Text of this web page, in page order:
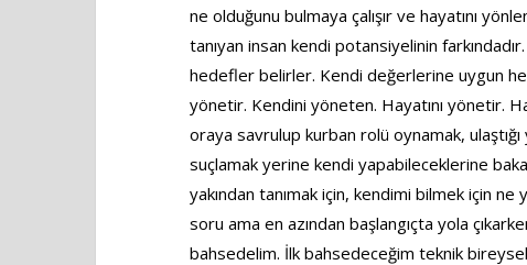
ne olduğunu bulmaya çalışır ve hayatını
tanıyan insan kendi potansiyelinin
hedefler belirler. Kendi değerlerine uygun
yönetir. Kendini yöneten. Hayatını yönetir.
oraya savrulup kurban rolü oynamak,
suçlamak yerine kendi yapabileceklerine
yakından tanımak için, kendimi bilmek için ne
soru ama en azından başlangıçta yola
bahsedelim. İlk bahsedeceğim teknik